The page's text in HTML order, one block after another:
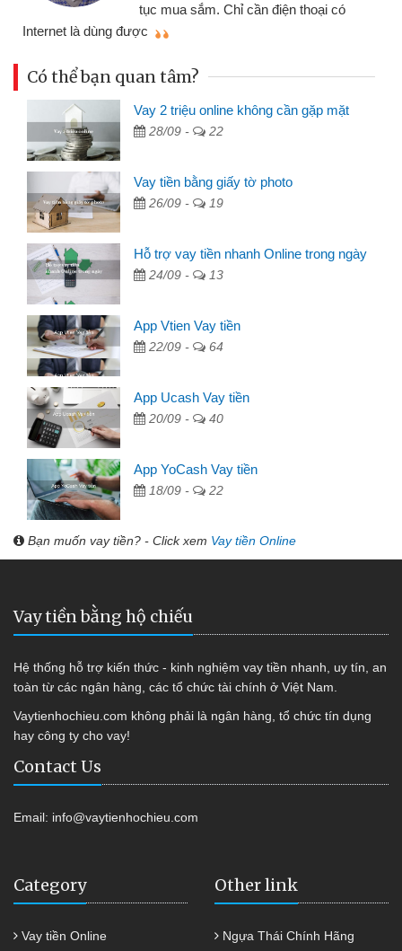
tục mua sắm. Chỉ cần điện thoại có
Internet là dùng được
Có thể bạn quan tâm?
Vay 2 triệu online không cần gặp mặt
28/09 - 22
Vay tiền bằng giấy tờ photo
26/09 - 19
Hỗ trợ vay tiền nhanh Online trong ngày
24/09 - 13
App Vtien Vay tiền
22/09 - 64
App Ucash Vay tiền
20/09 - 40
App YoCash Vay tiền
18/09 - 22
Bạn muốn vay tiền? - Click xem Vay tiền Online
Vay tiền bằng hộ chiếu
Hệ thống hỗ trợ kiến thức - kinh nghiệm vay tiền nhanh, uy tín, an
toàn từ các ngân hàng, các tổ chức tài chính ở Việt Nam.
Vaytienhochieu.com không phải là ngân hàng, tổ chức tín dụng
hay công ty cho vay!
Contact Us
Email: info@vaytienhochieu.com
Category
Vay tiền Online
Other link
Ngựa Thái Chính Hãng